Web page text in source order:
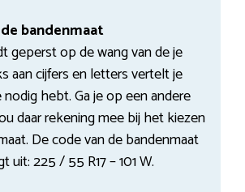
bandenmaat
geperst op de wang van de je
aan cijfers en letters vertelt je
hebt. Ga je op een andere
daar rekening mee bij het kiezen
De code van de bandenmaat
uit: 225 / 55 R17 – 101 W.